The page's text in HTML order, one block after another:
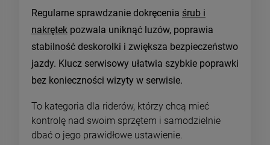
Regularne sprawdzanie dokręcenia śrub i
nakrętek pozwala uniknąć luzów, poprawia
stabilność deskorolki i zwiększa bezpieczeństwo
jazdy. Klucz serwisowy ułatwia szybkie poprawki
bez konieczności wizyty w serwisie.
To kategoria dla riderów, którzy chcą mieć
kontrolę nad swoim sprzętem i samodzielnie
dbać o jego prawidłowe ustawienie.